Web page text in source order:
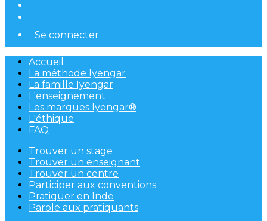
Se connecter
Accueil
La méthode Iyengar
La famille Iyengar
L'enseignement
Les marques Iyengar®
L'éthique
FAQ
Trouver un stage
Trouver un enseignant
Trouver un centre
Participer aux conventions
Pratiquer en Inde
Parole aux pratiquants